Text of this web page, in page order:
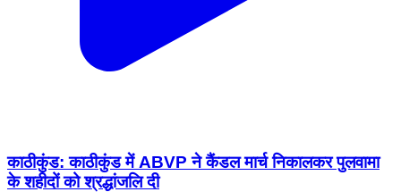
काठीकुंड: काठीकुंड में ABVP ने कैंडल मार्च निकालकर पुलवामा
के शहीदों को श्रद्धांजलि दी